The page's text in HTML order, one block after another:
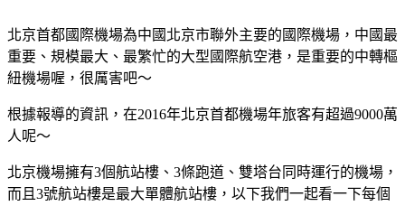
北京首都國際機場為中國北京市聯外主要的國際機場，中國最
重要、規模最大、最繁忙的大型國際航空港，是重要的中轉樞
紐機場喔，很厲害吧～
根據報導的資訊，在2016年北京首都機場年旅客有超過9000萬
人呢～
北京機場擁有3個航站樓、3條跑道、雙塔台同時運行的機場，
而且3號航站樓是最大單體航站樓，以下我們一起看一下每個